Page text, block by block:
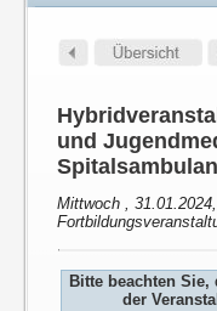
und
Mittwoch ,
Bitte beachten
der